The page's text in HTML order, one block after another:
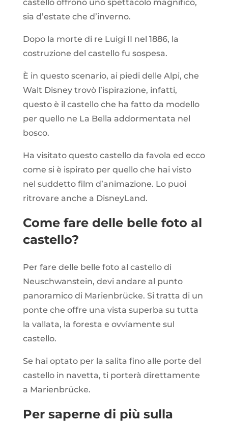
castello offrono uno spettacolo magnifico,
sia d’estate che d’inverno.
Dopo la morte di re Luigi II nel 1886, la
costruzione del castello fu sospesa.
È in questo scenario, ai piedi delle Alpi, che
Walt Disney trovò l’ispirazione, infatti,
questo è il castello che ha fatto da modello
per quello ne La Bella addormentata nel
bosco.
Ha visitato questo castello da favola ed ecco
come si è ispirato per quello che hai visto
nel suddetto film d’animazione. Lo puoi
ritrovare anche a DisneyLand.
Come fare delle belle foto al
castello?
Per fare delle belle foto al castello di
Neuschwanstein, devi andare al punto
panoramico di Marienbrücke. Si tratta di un
ponte che offre una vista superba su tutta
la vallata, la foresta e ovviamente sul
castello.
Se hai optato per la salita fino alle porte del
castello in navetta, ti porterà direttamente
a Marienbrücke.
Per saperne di più sulla